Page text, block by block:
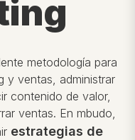
metodología para
y ventas, administrar
contenido de valor,
ventas. En mbudo,
estrategias de